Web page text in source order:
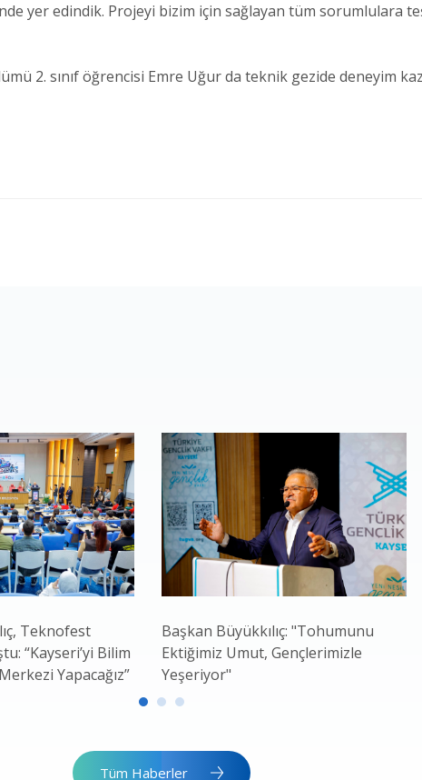
yer edindik. Projeyi bizim için sağlayan tüm sorumlulara
2. sınıf öğrencisi Emre Uğur da teknik gezide deneyim
Teknofest
“Kayseri’yi Bilim
Yapacağız”
Başkan Büyükkılıç: "Tohumunu
Ektiğimiz Umut, Gençlerimizle
Yeşeriyor"
Tüm Haberler